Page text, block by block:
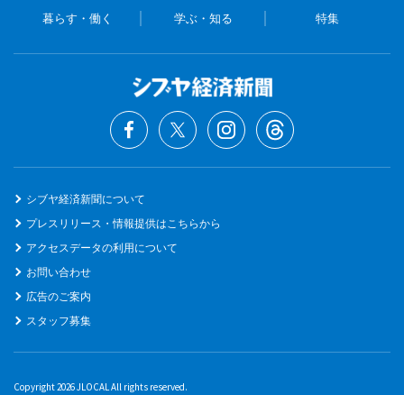
暮らす・働く 学ぶ・知る 特集
シブヤ経済新聞について
プレスリリース・情報提供はこちらから
アクセスデータの利用について
お問い合わせ
広告のご案内
スタッフ募集
Copyright 2026 JLOCAL All rights reserved.